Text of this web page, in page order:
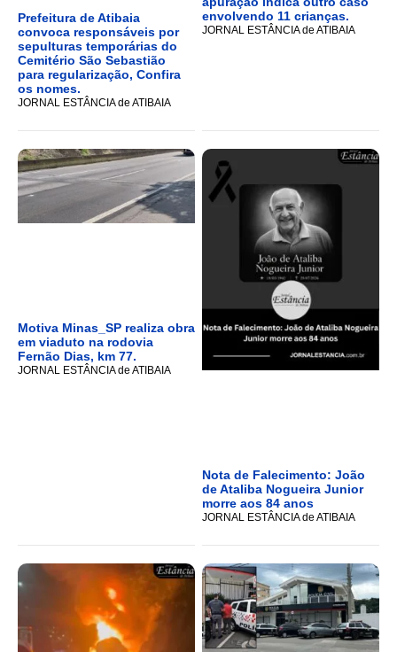
Prefeitura de Atibaia
convoca responsáveis por
sepulturas temporárias do
Cemitério São Sebastião
para regularização, Confira
os nomes.
JORNAL ESTÂNCIA de ATIBAIA
envolvendo 11 crianças.
JORNAL ESTÂNCIA de ATIBAIA
Motiva Minas_SP realiza obra
em viaduto na rodovia
Fernão Dias, km 77.
JORNAL ESTÂNCIA de ATIBAIA
Nota de Falecimento: João
de Ataliba Nogueira Junior
morre aos 84 anos
JORNAL ESTÂNCIA de ATIBAIA